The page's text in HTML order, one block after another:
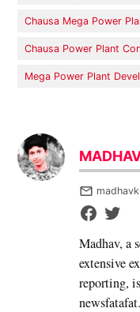
Chausa Mega Power
Chausa Power Plant
Mega Power Plant
Madhav, a
extensive
reporting,